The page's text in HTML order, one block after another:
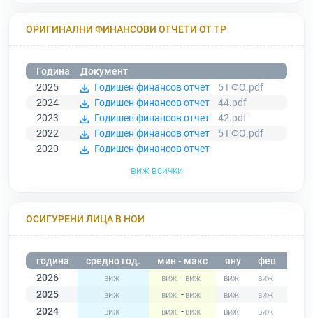
ОРИГИНАЛНИ ФИНАНСОВИ ОТЧЕТИ ОТ ТР
Година
Документ
2025
Годишен финансов отчет
5 ГФО.pdf
2024
Годишен финансов отчет
44.pdf
2023
Годишен финансов отчет
42.pdf
2022
Годишен финансов отчет
5 ГФО.pdf
2020
Годишен финансов отчет
виж всички
ОСИГУРЕНИ ЛИЦА В НОИ
година средно год. мин - макс яну фев
2026
-
2025
-
2024
-